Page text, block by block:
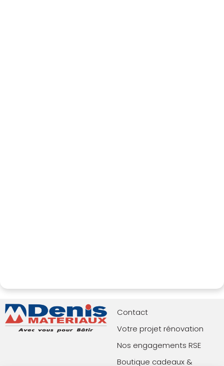
Contact
Votre projet rénovation
Nos engagements RSE
Boutique cadeaux &